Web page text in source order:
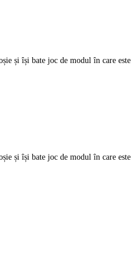
și își bate joc de modul în care
și își bate joc de modul în care